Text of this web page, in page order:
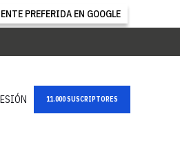
PREFERIDA EN GOOGLE
NEWSLETTER